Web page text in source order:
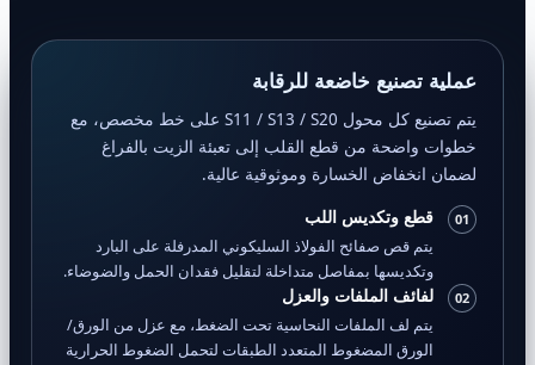
عملية تصنيع خاضعة للرقابة
يتم تصنيع كل محول S11 / S13 / S20 على خط مخصص، مع
خطوات واضحة من قطع القلب إلى تعبئة الزيت بالفراغ
لضمان انخفاض الخسارة وموثوقية عالية.
01 قطع وتكديس اللب
يتم قص صفائح الفولاذ السليكوني المدرفلة على البارد
وتكديسها بمفاصل متداخلة لتقليل فقدان الحمل والضوضاء.
02 لفائف الملفات والعزل
يتم لف الملفات النحاسية تحت الضغط، مع عزل من الورق/
الورق المضغوط المتعدد الطبقات لتحمل الضغوط الحرارية